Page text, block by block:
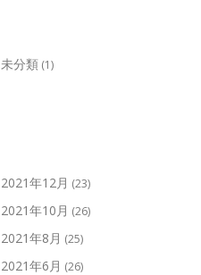
未分類 (1)
2021年12月 (23)
2021年10月 (26)
2021年8月 (25)
2021年6月 (26)